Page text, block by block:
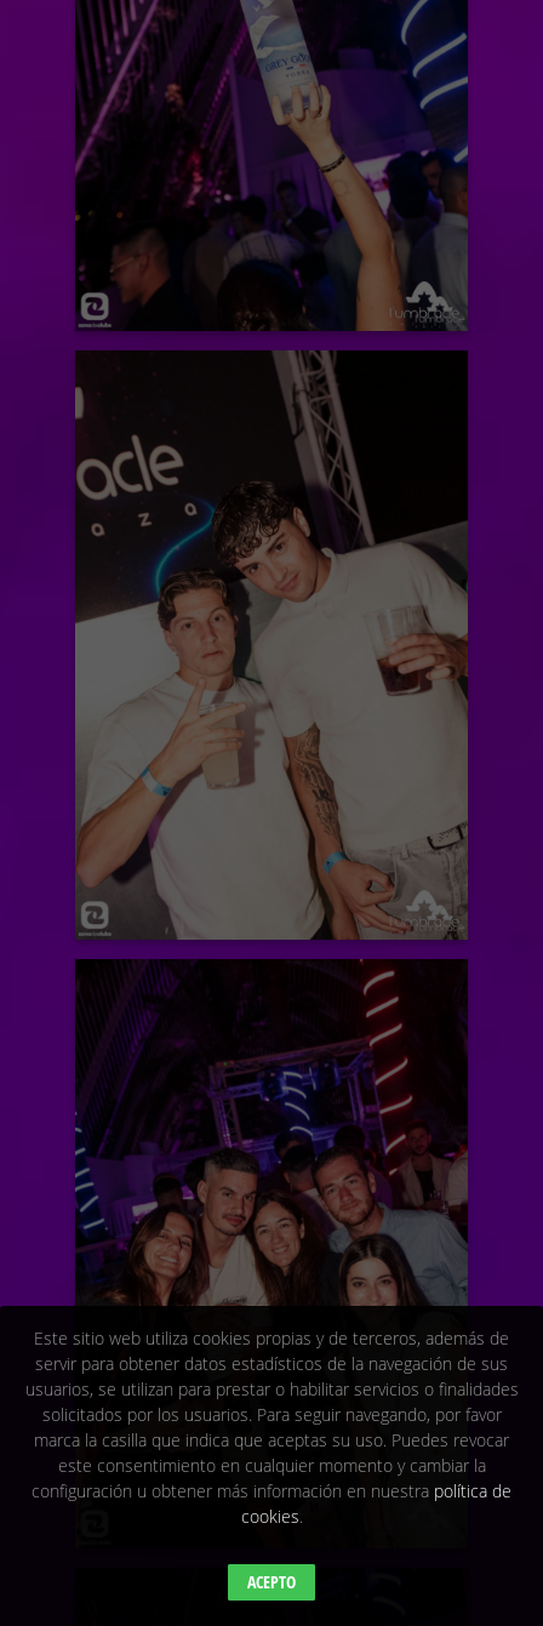
Este sitio web utiliza cookies propias y de terceros, además de
servir para obtener datos estadísticos de la navegación de sus
usuarios, se utilizan para prestar o habilitar servicios o finalidades
solicitados por los usuarios. Para seguir navegando, por favor
marca la casilla que indica que aceptas su uso. Puedes revocar
este consentimiento en cualquier momento y cambiar la
configuración u obtener más información en nuestra política de
cookies.
ACEPTO